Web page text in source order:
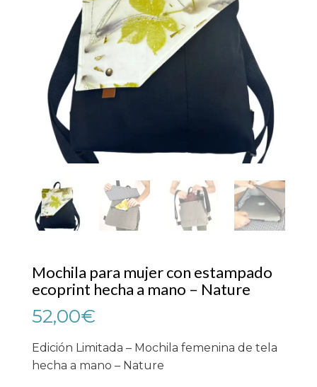
Mochila para mujer con estampado
ecoprint hecha a mano – Nature
52,00€
Edición Limitada – Mochila femenina de tela
hecha a mano – Nature